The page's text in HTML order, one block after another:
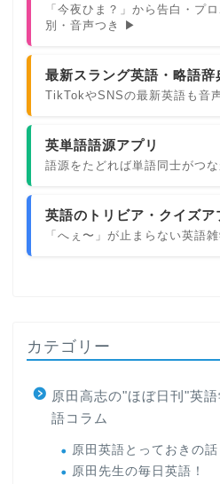
「今夜ひま？」から告白・プ
別・音声つき ▶
最新スラング英語・略語辞
TikTokやSNSの最新英語も音
英単語語源アプリ
語源をたどれば単語同士がつ
英語のトリビア・クイズア
「へぇ〜」が止まらない英語
カテゴリー
原田高志の"ほぼ日刊"英
語コラム
原田英語とっておきの話
原田先生の毎日英語！